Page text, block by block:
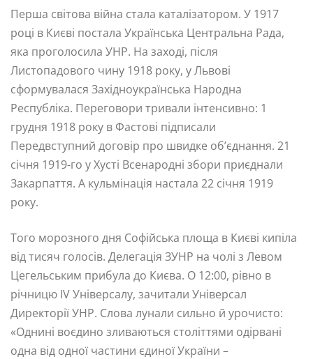
Перша світова війна стала каталізатором. У 1917
році в Києві постала Українська Центральна Рада,
яка проголосила УНР. На заході, після
Листопадового чину 1918 року, у Львові
сформувалася Західноукраїнська Народна
Республіка. Переговори тривали інтенсивно: 1
грудня 1918 року в Фастові підписали
Передвступний договір про швидке об’єднання. 21
січня 1919-го у Хусті Всенародні збори приєднали
Закарпаття. А кульмінація настала 22 січня 1919
року.
Того морозного дня Софійська площа в Києві кипіла
від тисяч голосів. Делегація ЗУНР на чолі з Левом
Цегельським прибула до Києва. О 12:00, рівно в
річницю IV Універсалу, зачитали Універсал
Директорії УНР. Слова лунали сильно й урочисто:
«Однині воєдино зливаються століттями одірвані
одна від одної частини єдиної України –